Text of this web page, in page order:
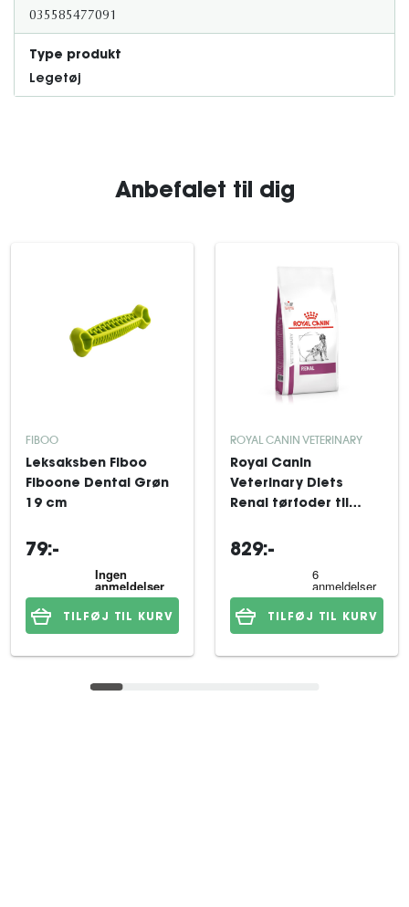
035585477091
Type produkt
Legetøj
Anbefalet til dig
FIBOO
Leksaksben Fiboo
Fiboone Dental Grøn
19 cm
79:-
TILFØJ TIL KURV
ROYAL CANIN VETERINARY
Royal Canin
Veterinary Diets
Renal tørfoder til
829:-
TILFØJ TIL KURV